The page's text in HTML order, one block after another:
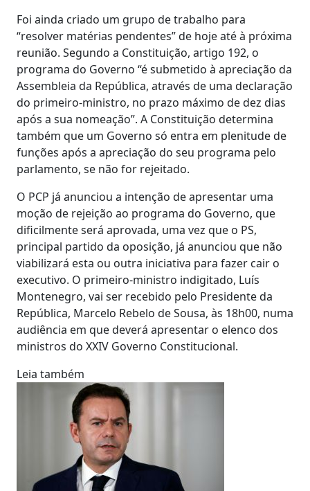
Foi ainda criado um grupo de trabalho para
“resolver matérias pendentes” de hoje até à próxima
reunião. Segundo a Constituição, artigo 192, o
programa do Governo “é submetido à apreciação da
Assembleia da República, através de uma declaração
do primeiro-ministro, no prazo máximo de dez dias
após a sua nomeação”. A Constituição determina
também que um Governo só entra em plenitude de
funções após a apreciação do seu programa pelo
parlamento, se não for rejeitado.
O PCP já anunciou a intenção de apresentar uma
moção de rejeição ao programa do Governo, que
dificilmente será aprovada, uma vez que o PS,
principal partido da oposição, já anunciou que não
viabilizará esta ou outra iniciativa para fazer cair o
executivo. O primeiro-ministro indigitado, Luís
Montenegro, vai ser recebido pelo Presidente da
República, Marcelo Rebelo de Sousa, às 18h00, numa
audiência em que deverá apresentar o elenco dos
ministros do XXIV Governo Constitucional.
Leia também